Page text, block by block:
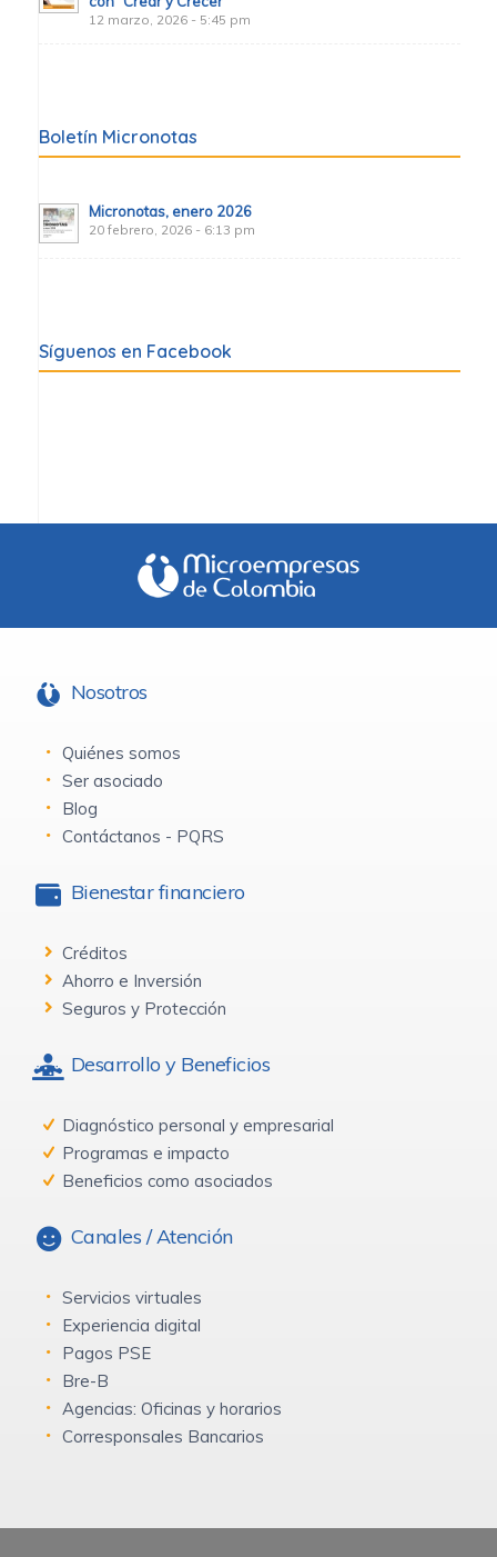
12 marzo, 2026 - 5:45 pm
Boletín Micronotas
Micronotas, enero 2026
20 febrero, 2026 - 6:13 pm
Síguenos en Facebook
Nosotros
Quiénes somos
Ser asociado
Blog
Contáctanos - PQRS
Bienestar financiero
Créditos
Ahorro e Inversión
Seguros y Protección
Desarrollo y Beneficios
Diagnóstico personal y empresarial
Programas e impacto
Beneficios como asociados
Canales / Atención
Servicios virtuales
Experiencia digital
Pagos PSE
Bre-B
Agencias: Oficinas y horarios
Corresponsales Bancarios